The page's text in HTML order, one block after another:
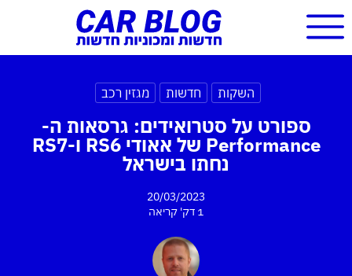
השקות חדשות מגזין רכב
ספורט על סטרואידים: גרסאות ה-
Performance של אאודי RS6 ו-RS7
נחתו בישראל
20/03/2023
1 דק'
קריאה